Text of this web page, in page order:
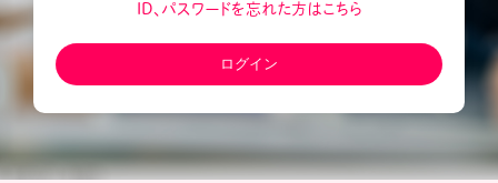
ID、パスワードを忘れた方はこちら